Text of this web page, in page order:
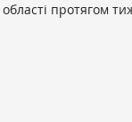
протягом